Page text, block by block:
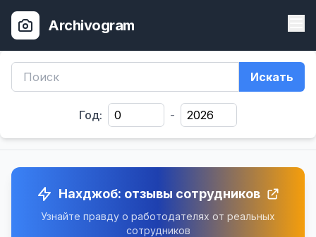
Archivogram
Искать
Год: -
Нахджоб: отзывы сотрудников
Узнайте правду о работодателях от реальных
сотрудников